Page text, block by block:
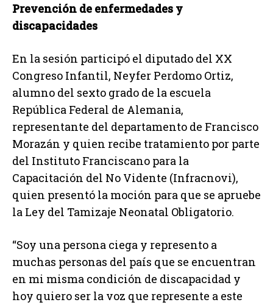
Prevención de enfermedades y
discapacidades
En la sesión participó el diputado del XX
Congreso Infantil, Neyfer Perdomo Ortiz,
alumno del sexto grado de la escuela
República Federal de Alemania,
representante del departamento de Francisco
Morazán y quien recibe tratamiento por parte
del Instituto Franciscano para la
Capacitación del No Vidente (Infracnovi),
quien presentó la moción para que se apruebe
la Ley del Tamizaje Neonatal Obligatorio.
“Soy una persona ciega y represento a
muchas personas del país que se encuentran
en mi misma condición de discapacidad y
hoy quiero ser la voz que represente a este